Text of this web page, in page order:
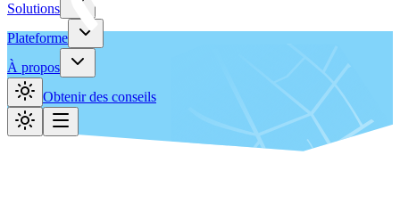
Solutions
Plateforme
À propos
Obtenir des conseils